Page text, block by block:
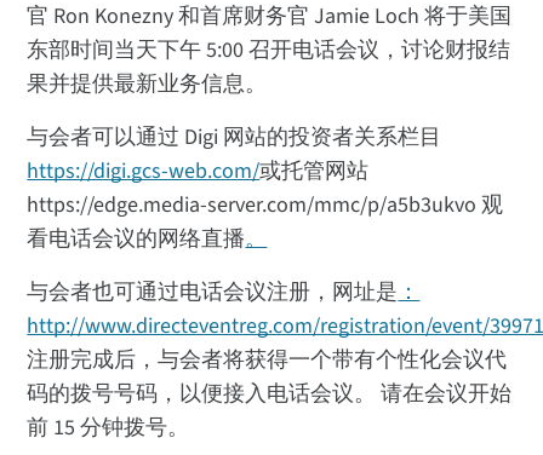
官 Ron Konezny 和首席财务官 Jamie Loch 将于美国
东部时间当天下午 5:00 召开电话会议，讨论财报结
果并提供最新业务信息。
与会者可以通过 Digi 网站的投资者关系栏目
https://digi.gcs-web.com/或托管网站
https://edge.media-server.com/mmc/p/a5b3ukvo 观
看电话会议的网络直播。
与会者也可通过电话会议注册，网址是：
http://www.directeventreg.com/registration/event/
注册完成后，与会者将获得一个带有个性化会议代
码的拨号号码，以便接入电话会议。 请在会议开始
前 15 分钟拨号。